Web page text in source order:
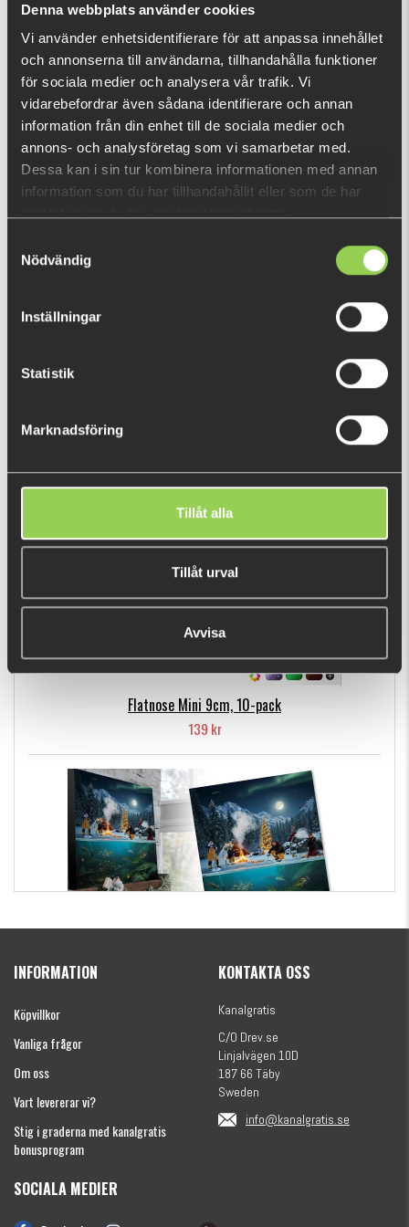
Denna webbplats använder cookies
Vi använder enhetsidentifierare för att anpassa innehållet
och annonserna till användarna, tillhandahålla funktioner
för sociala medier och analysera vår trafik. Vi
vidarebefordrar även sådana identifierare och annan
information från din enhet till de sociala medier och
annons- och analysföretag som vi samarbetar med.
Dessa kan i sin tur kombinera informationen med annan
information som du har tillhandahållit eller som de har
Nödvändig
Inställningar
Statistik
Marknadsföring
Tillåt alla
Tillåt urval
Avvisa
DU TITTADE NYLIGEN PÅ
POPULÄRA PRODUKTER
Flatnose Mini 9cm, 10-pack
139 kr
(julkalender)
INFORMATION
Köpvillkor
Vanliga frågor
Om oss
Vart levererar vi?
Stig i graderna med kanalgratis
bonusprogram
KONTAKTA OSS
Kanalgratis
C/O Drev.se
Linjalvägen 10D
187 66 Täby
Sweden
info@kanalgratis.se
SOCIALA MEDIER